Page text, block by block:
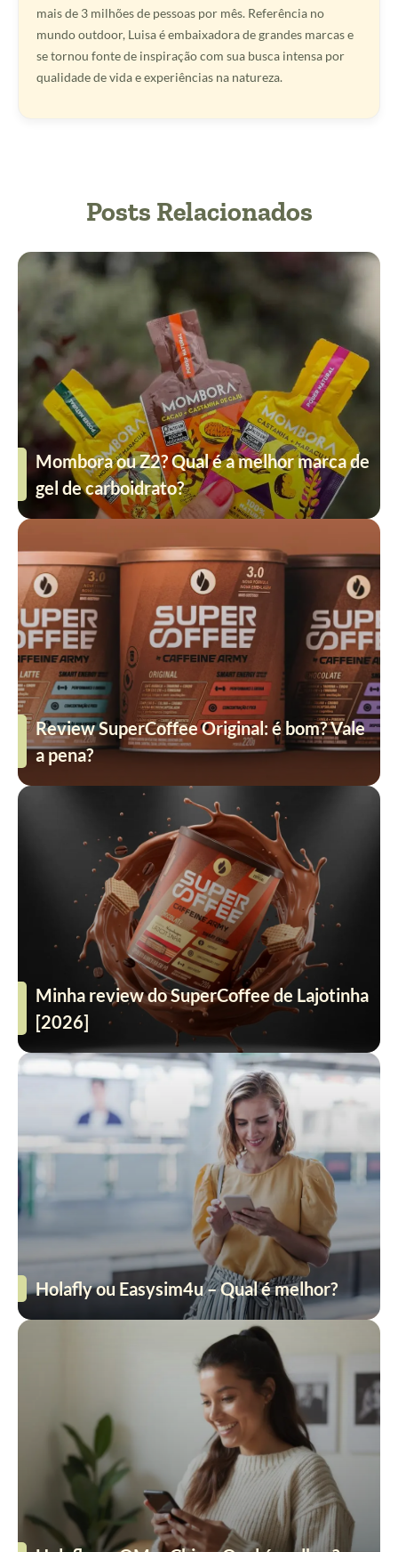
mais de 3 milhões de pessoas por mês. Referência no
mundo outdoor, Luisa é embaixadora de grandes marcas e
se tornou fonte de inspiração com sua busca intensa por
qualidade de vida e experiências na natureza.
Posts Relacionados
Mombora ou Z2? Qual é a melhor marca de
gel de carboidrato?
Review SuperCoffee Original: é bom? Vale
a pena?
Minha review do SuperCoffee de Lajotinha
[2026]
Holafly ou Easysim4u – Qual é melhor?